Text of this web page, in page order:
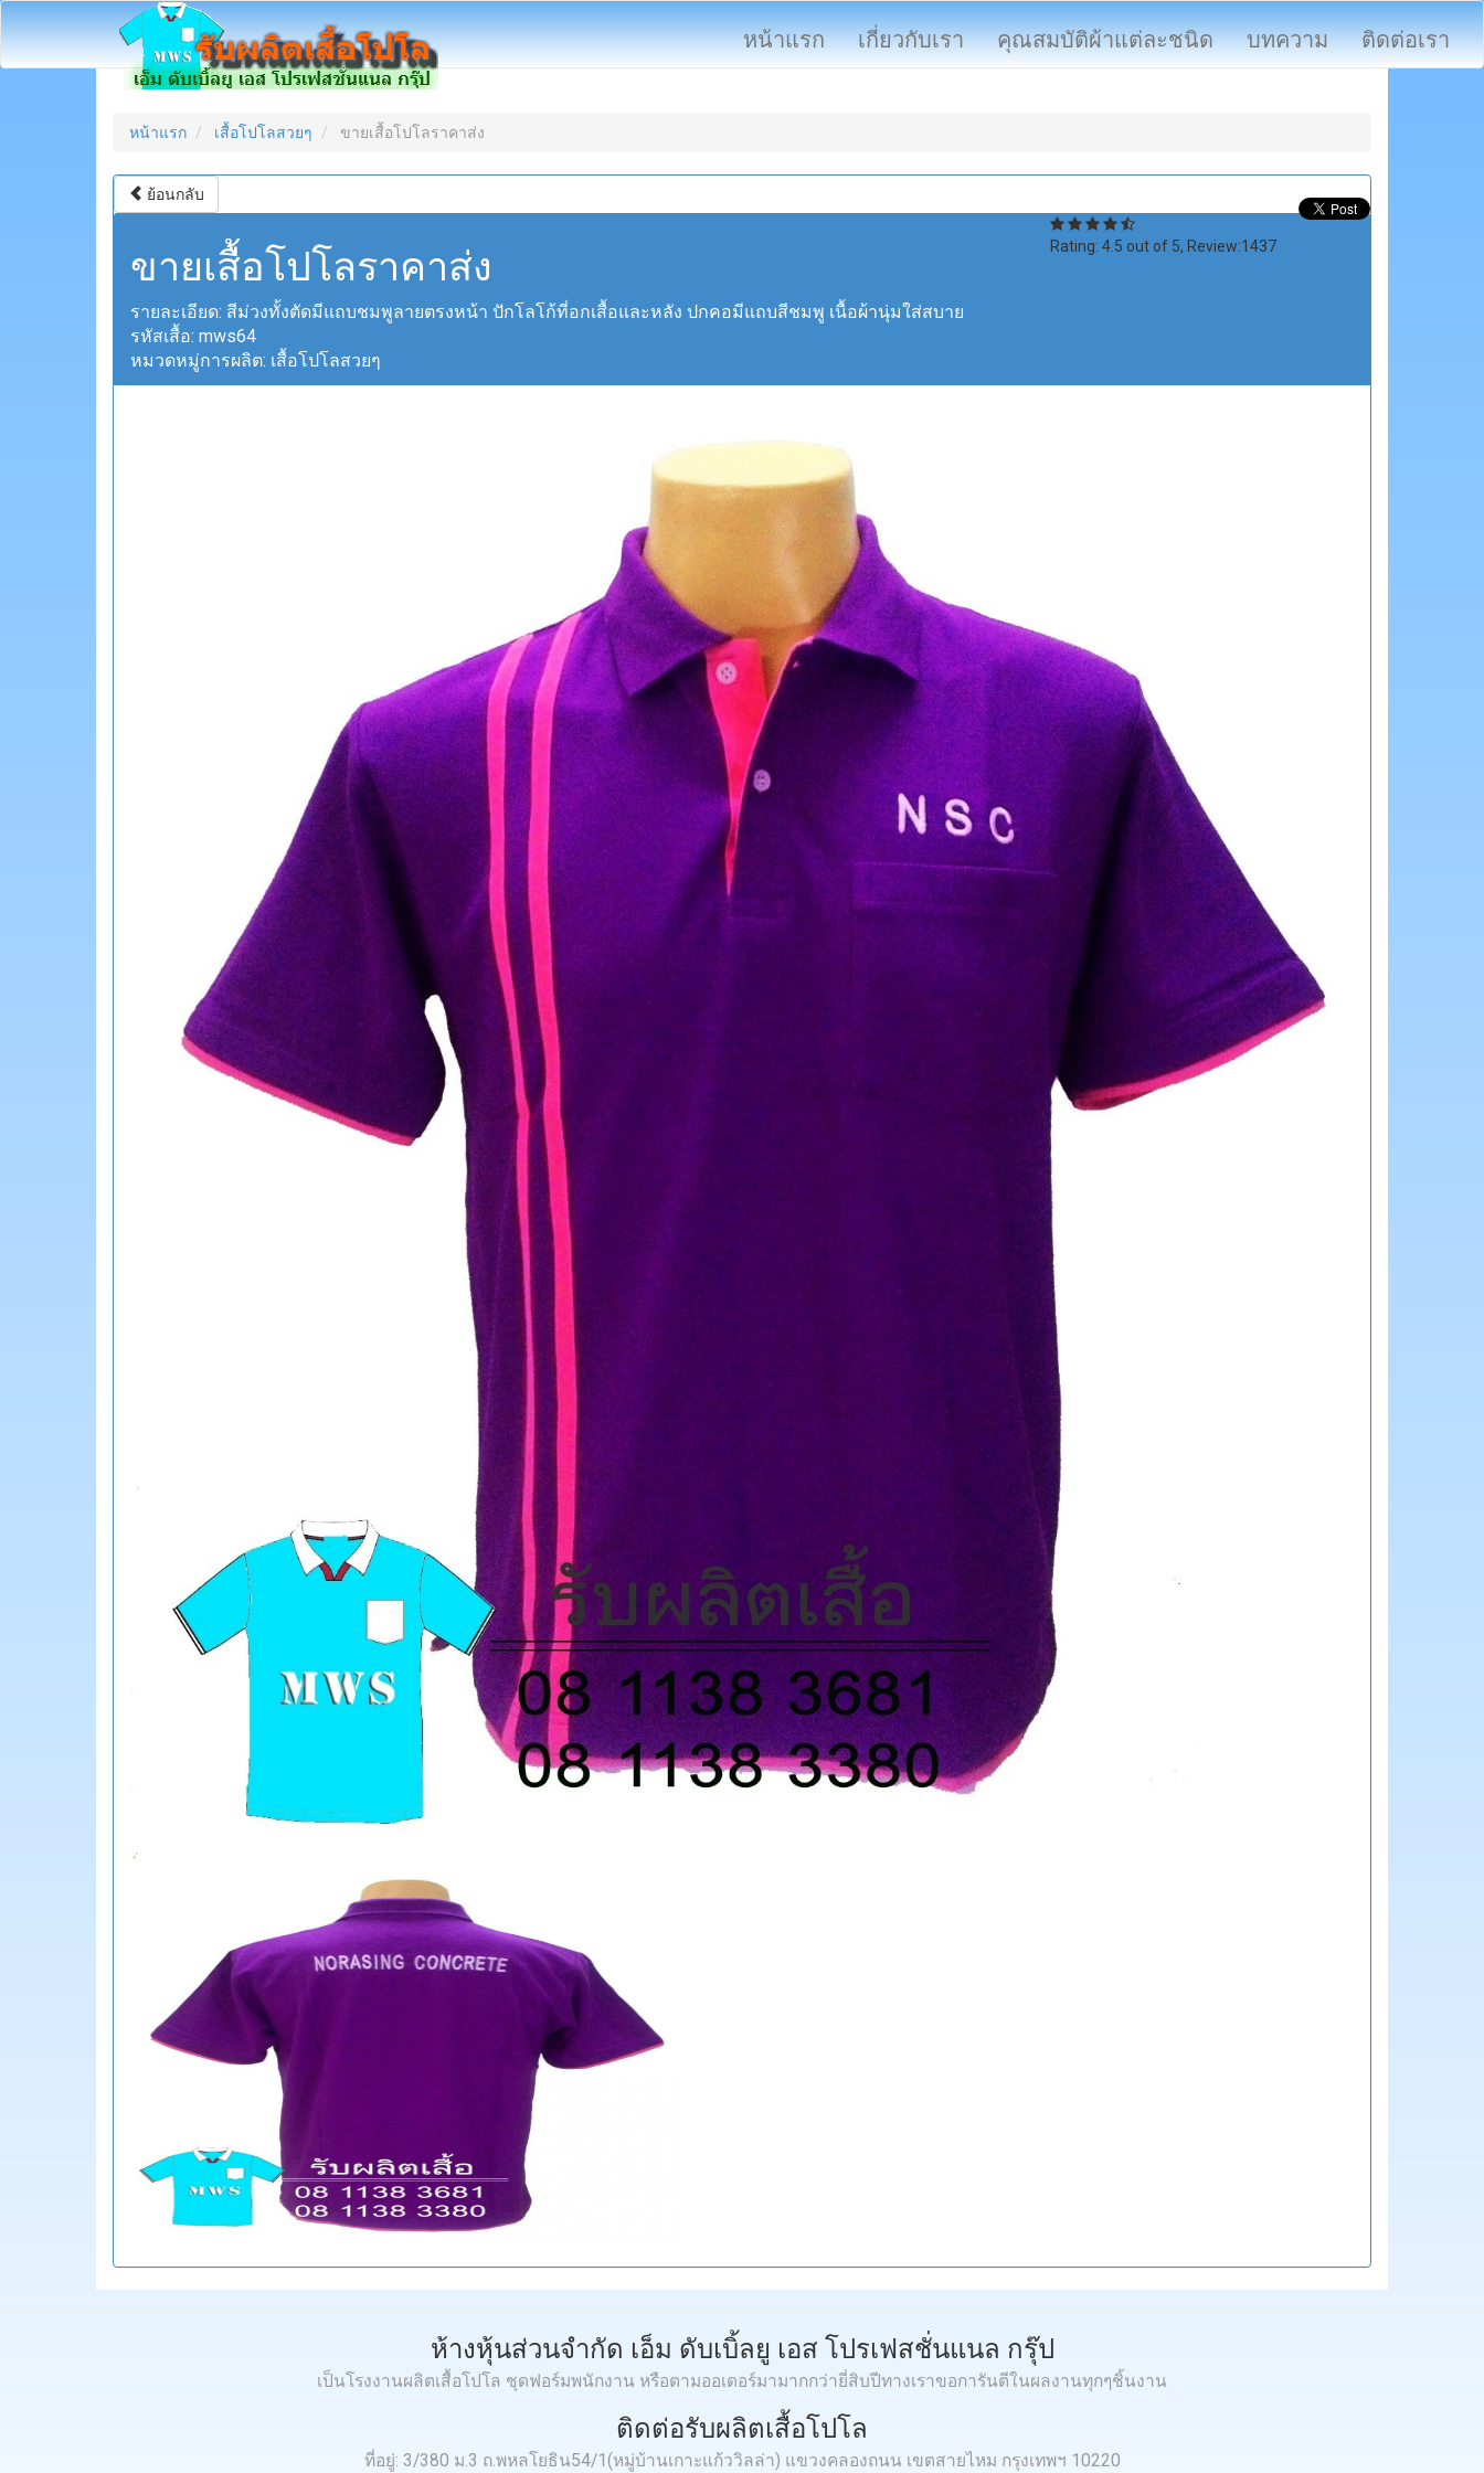
หน้าแรก เกี่ยวกับเรา คุณสมบัติผ้าแต่ละชนิด บทความ ติดต่อเรา
หน้าแรก เสื้อโปโลสวยๆ ขายเสื้อโปโลราคาส่ง
ย้อนกลับ
Rating: 4.5 out of 5, Review:1437
ขายเสื้อโปโลราคาส่ง
รายละเอียด: สีม่วงทั้งตัดมีแถบชมพูลายตรงหน้า ปักโลโก้ที่อกเสื้อและหลัง ปกคอมีแถบสีชมพู เนื้อผ้านุ่มใส่สบาย
รหัสเสื้อ: mws64
หมวดหมู่การผลิต: เสื้อโปโลสวยๆ
ห้างหุ้นส่วนจำกัด เอ็ม ดับเบิ้ลยู เอส โปรเฟสชั่นแนล กรุ๊ป
เป็นโรงงานผลิตเสื้อโปโล ชุดฟอร์มพนักงาน หรือตามออเดอร์มามากกว่ายี่สิบปีทางเราขอการันตีในผลงานทุกๆชิ้นงาน
ติดต่อรับผลิตเสื้อโปโล
ที่อยู่: 3/380 ม.3 ถ.พหลโยธิน54/1(หมู่บ้านเกาะแก้ววิลล่า) แขวงคลองถนน เขตสายไหม กรุงเทพฯ 10220